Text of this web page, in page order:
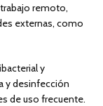
remoto,
externas, como
y
y desinfección
de uso frecuente.